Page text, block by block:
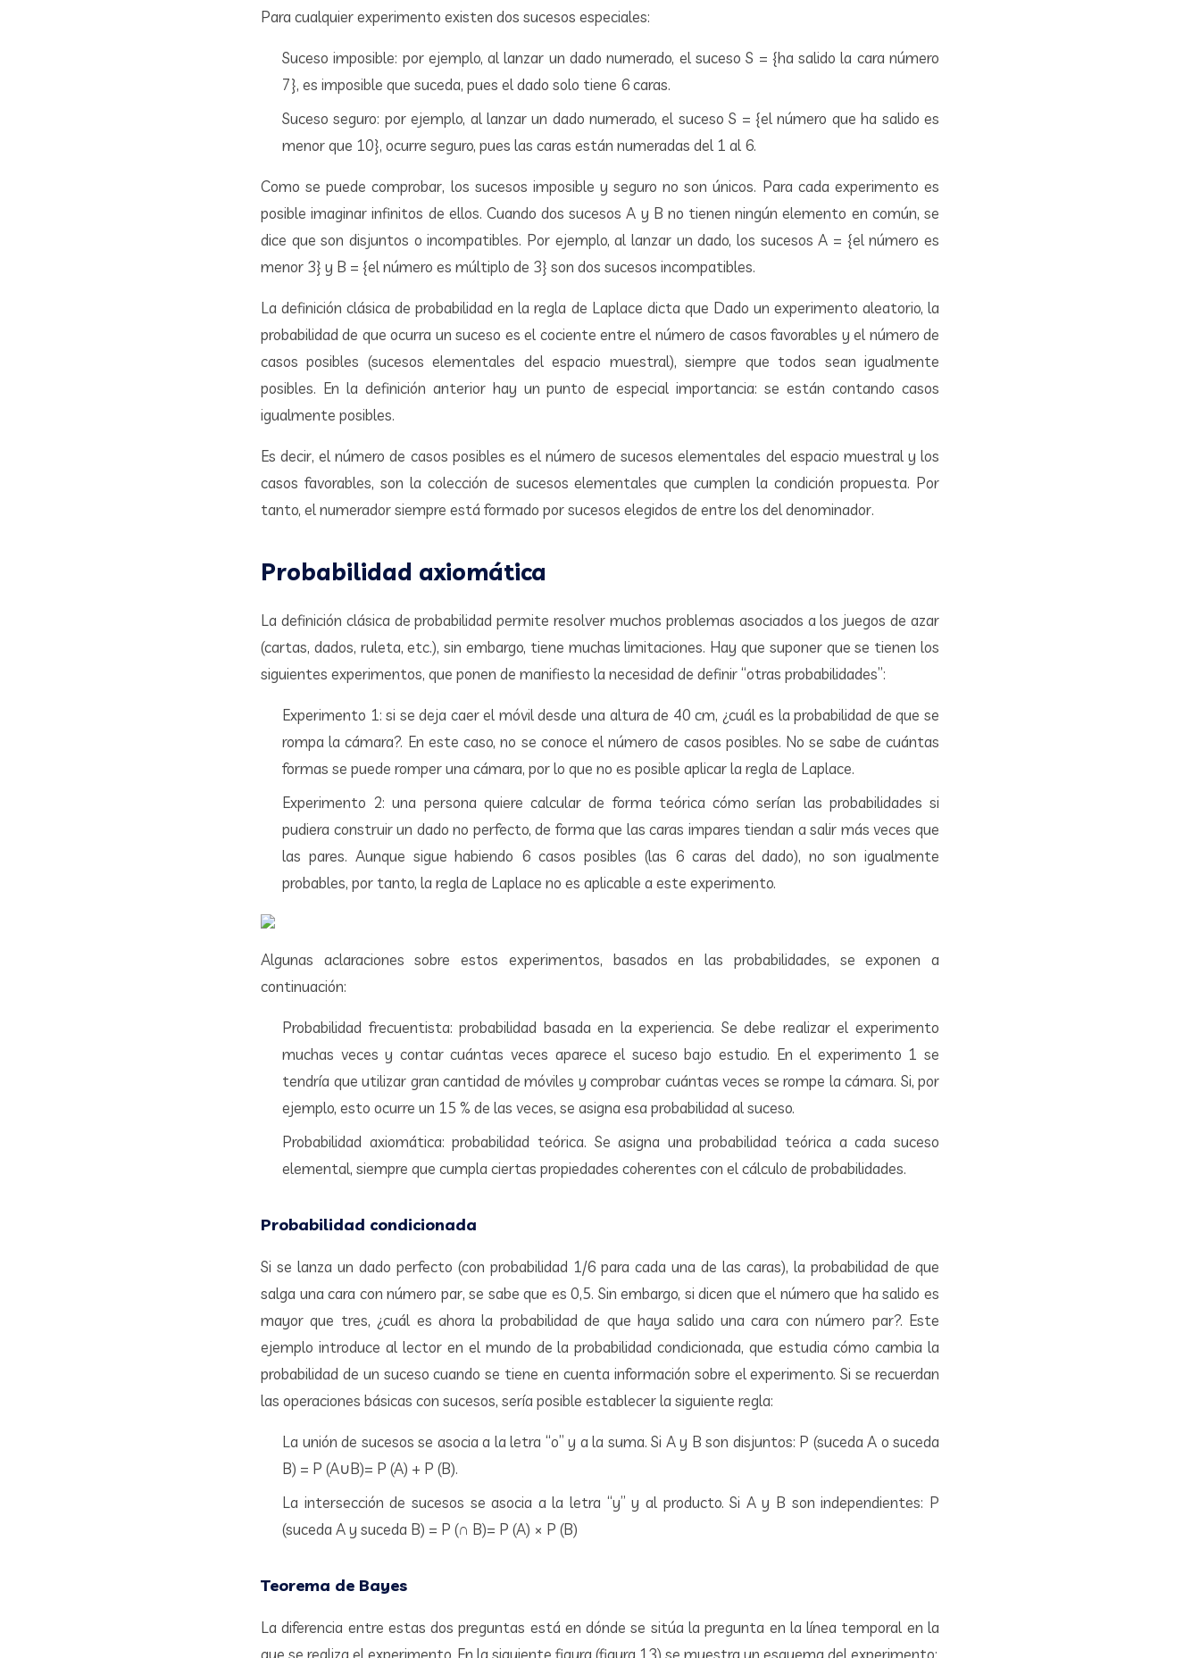
Para cualquier experimento existen dos sucesos especiales:
Suceso imposible: por ejemplo, al lanzar un dado numerado, el suceso S = {ha salido la cara número
7}, es imposible que suceda, pues el dado solo tiene 6 caras.
Suceso seguro: por ejemplo, al lanzar un dado numerado, el suceso S = {el número que ha salido es
menor que 10}, ocurre seguro, pues las caras están numeradas del 1 al 6.
Como se puede comprobar, los sucesos imposible y seguro no son únicos. Para cada experimento es
posible imaginar infinitos de ellos. Cuando dos sucesos A y B no tienen ningún elemento en común, se
dice que son disjuntos o incompatibles. Por ejemplo, al lanzar un dado, los sucesos A = {el número es
menor 3} y B = {el número es múltiplo de 3} son dos sucesos incompatibles.
La definición clásica de probabilidad en la regla de Laplace dicta que Dado un experimento aleatorio, la
probabilidad de que ocurra un suceso es el cociente entre el número de casos favorables y el número de
casos posibles (sucesos elementales del espacio muestral), siempre que todos sean igualmente
posibles. En la definición anterior hay un punto de especial importancia: se están contando casos
igualmente posibles.
Es decir, el número de casos posibles es el número de sucesos elementales del espacio muestral y los
casos favorables, son la colección de sucesos elementales que cumplen la condición propuesta. Por
tanto, el numerador siempre está formado por sucesos elegidos de entre los del denominador.
Probabilidad axiomática
La definición clásica de probabilidad permite resolver muchos problemas asociados a los juegos de azar
(cartas, dados, ruleta, etc.), sin embargo, tiene muchas limitaciones. Hay que suponer que se tienen los
siguientes experimentos, que ponen de manifiesto la necesidad de definir “otras probabilidades”:
Experimento 1: si se deja caer el móvil desde una altura de 40 cm, ¿cuál es la probabilidad de que se
rompa la cámara?. En este caso, no se conoce el número de casos posibles. No se sabe de cuántas
formas se puede romper una cámara, por lo que no es posible aplicar la regla de Laplace.
Experimento 2: una persona quiere calcular de forma teórica cómo serían las probabilidades si
pudiera construir un dado no perfecto, de forma que las caras impares tiendan a salir más veces que
las pares. Aunque sigue habiendo 6 casos posibles (las 6 caras del dado), no son igualmente
probables, por tanto, la regla de Laplace no es aplicable a este experimento.
Algunas aclaraciones sobre estos experimentos, basados en las probabilidades, se exponen a
continuación:
Probabilidad frecuentista: probabilidad basada en la experiencia. Se debe realizar el experimento
muchas veces y contar cuántas veces aparece el suceso bajo estudio. En el experimento 1 se
tendría que utilizar gran cantidad de móviles y comprobar cuántas veces se rompe la cámara. Si, por
ejemplo, esto ocurre un 15 % de las veces, se asigna esa probabilidad al suceso.
Probabilidad axiomática: probabilidad teórica. Se asigna una probabilidad teórica a cada suceso
elemental, siempre que cumpla ciertas propiedades coherentes con el cálculo de probabilidades.
Probabilidad condicionada
Si se lanza un dado perfecto (con probabilidad 1/6 para cada una de las caras), la probabilidad de que
salga una cara con número par, se sabe que es 0,5. Sin embargo, si dicen que el número que ha salido es
mayor que tres, ¿cuál es ahora la probabilidad de que haya salido una cara con número par?. Este
ejemplo introduce al lector en el mundo de la probabilidad condicionada, que estudia cómo cambia la
probabilidad de un suceso cuando se tiene en cuenta información sobre el experimento. Si se recuerdan
las operaciones básicas con sucesos, sería posible establecer la siguiente regla:
La unión de sucesos se asocia a la letra “o” y a la suma. Si A y B son disjuntos: P (suceda A o suceda
B) = P (A∪B)= P (A) + P (B).
La intersección de sucesos se asocia a la letra “y” y al producto. Si A y B son independientes: P
(suceda A y suceda B) = P (∩ B)= P (A) × P (B)
Teorema de Bayes
La diferencia entre estas dos preguntas está en dónde se sitúa la pregunta en la línea temporal en la
que se realiza el experimento. En la siguiente figura (figura 13) se muestra un esquema del experimento: